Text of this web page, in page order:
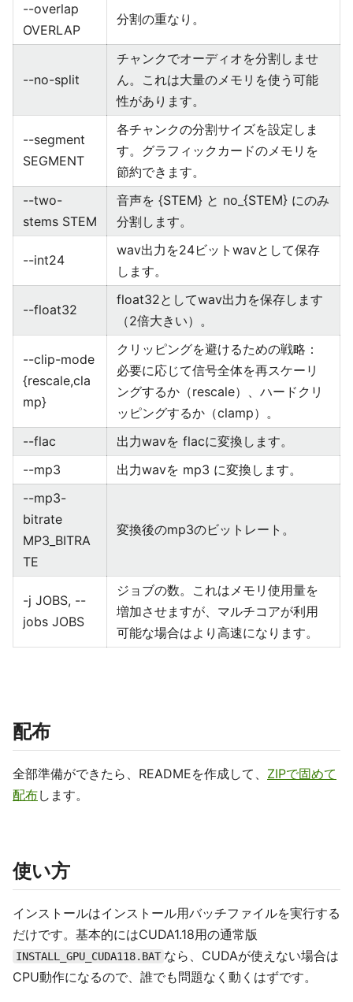
--overlap
OVERLAP
分割の重なり。
--no-split
チャンクでオーディオを分割しませ
ん。これは大量のメモリを使う可能
性があります。
--segment
SEGMENT
各チャンクの分割サイズを設定しま
す。グラフィックカードのメモリを
節約できます。
--two-
stems STEM
音声を {STEM} と no_{STEM} にのみ
分割します。
--int24
wav出力を24ビットwavとして保存
します。
--float32
float32としてwav出力を保存します
（2倍大きい）。
--clip-mode
{rescale,cla
mp}
クリッピングを避けるための戦略：
必要に応じて信号全体を再スケーリ
ングするか（rescale）、ハードクリ
ッピングするか（clamp）。
--flac
出力wavを flacに変換します。
--mp3
出力wavを mp3 に変換します。
--mp3-
bitrate
MP3_BITRA
TE
変換後のmp3のビットレート。
-j JOBS, --
jobs JOBS
ジョブの数。これはメモリ使用量を
増加させますが、マルチコアが利用
可能な場合はより高速になります。
配布
全部準備ができたら、READMEを作成して、 ZIPで固めて
配布します。
使い方
インストールはインストール用バッチファイルを実行する
だけです。基本的にはCUDA1.18用の通常版
INSTALL_GPU_CUDA118.BAT なら、CUDAが使えない場合は
CPU動作になるので、誰でも問題なく動くはずです。